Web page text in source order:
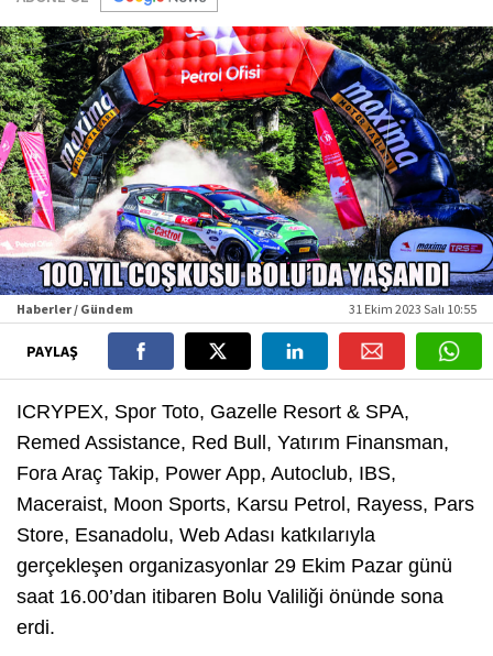
Haberler / Gündem 31 Ekim 2023 Salı 10:55
PAYLAŞ
ICRYPEX, Spor Toto, Gazelle Resort & SPA,
Remed Assistance, Red Bull, Yatırım Finansman,
Fora Araç Takip, Power App, Autoclub, IBS,
Maceraist, Moon Sports, Karsu Petrol, Rayess, Pars
Store, Esanadolu, Web Adası katkılarıyla
gerçekleşen organizasyonlar 29 Ekim Pazar günü
saat 16.00’dan itibaren Bolu Valiliği önünde sona
erdi.